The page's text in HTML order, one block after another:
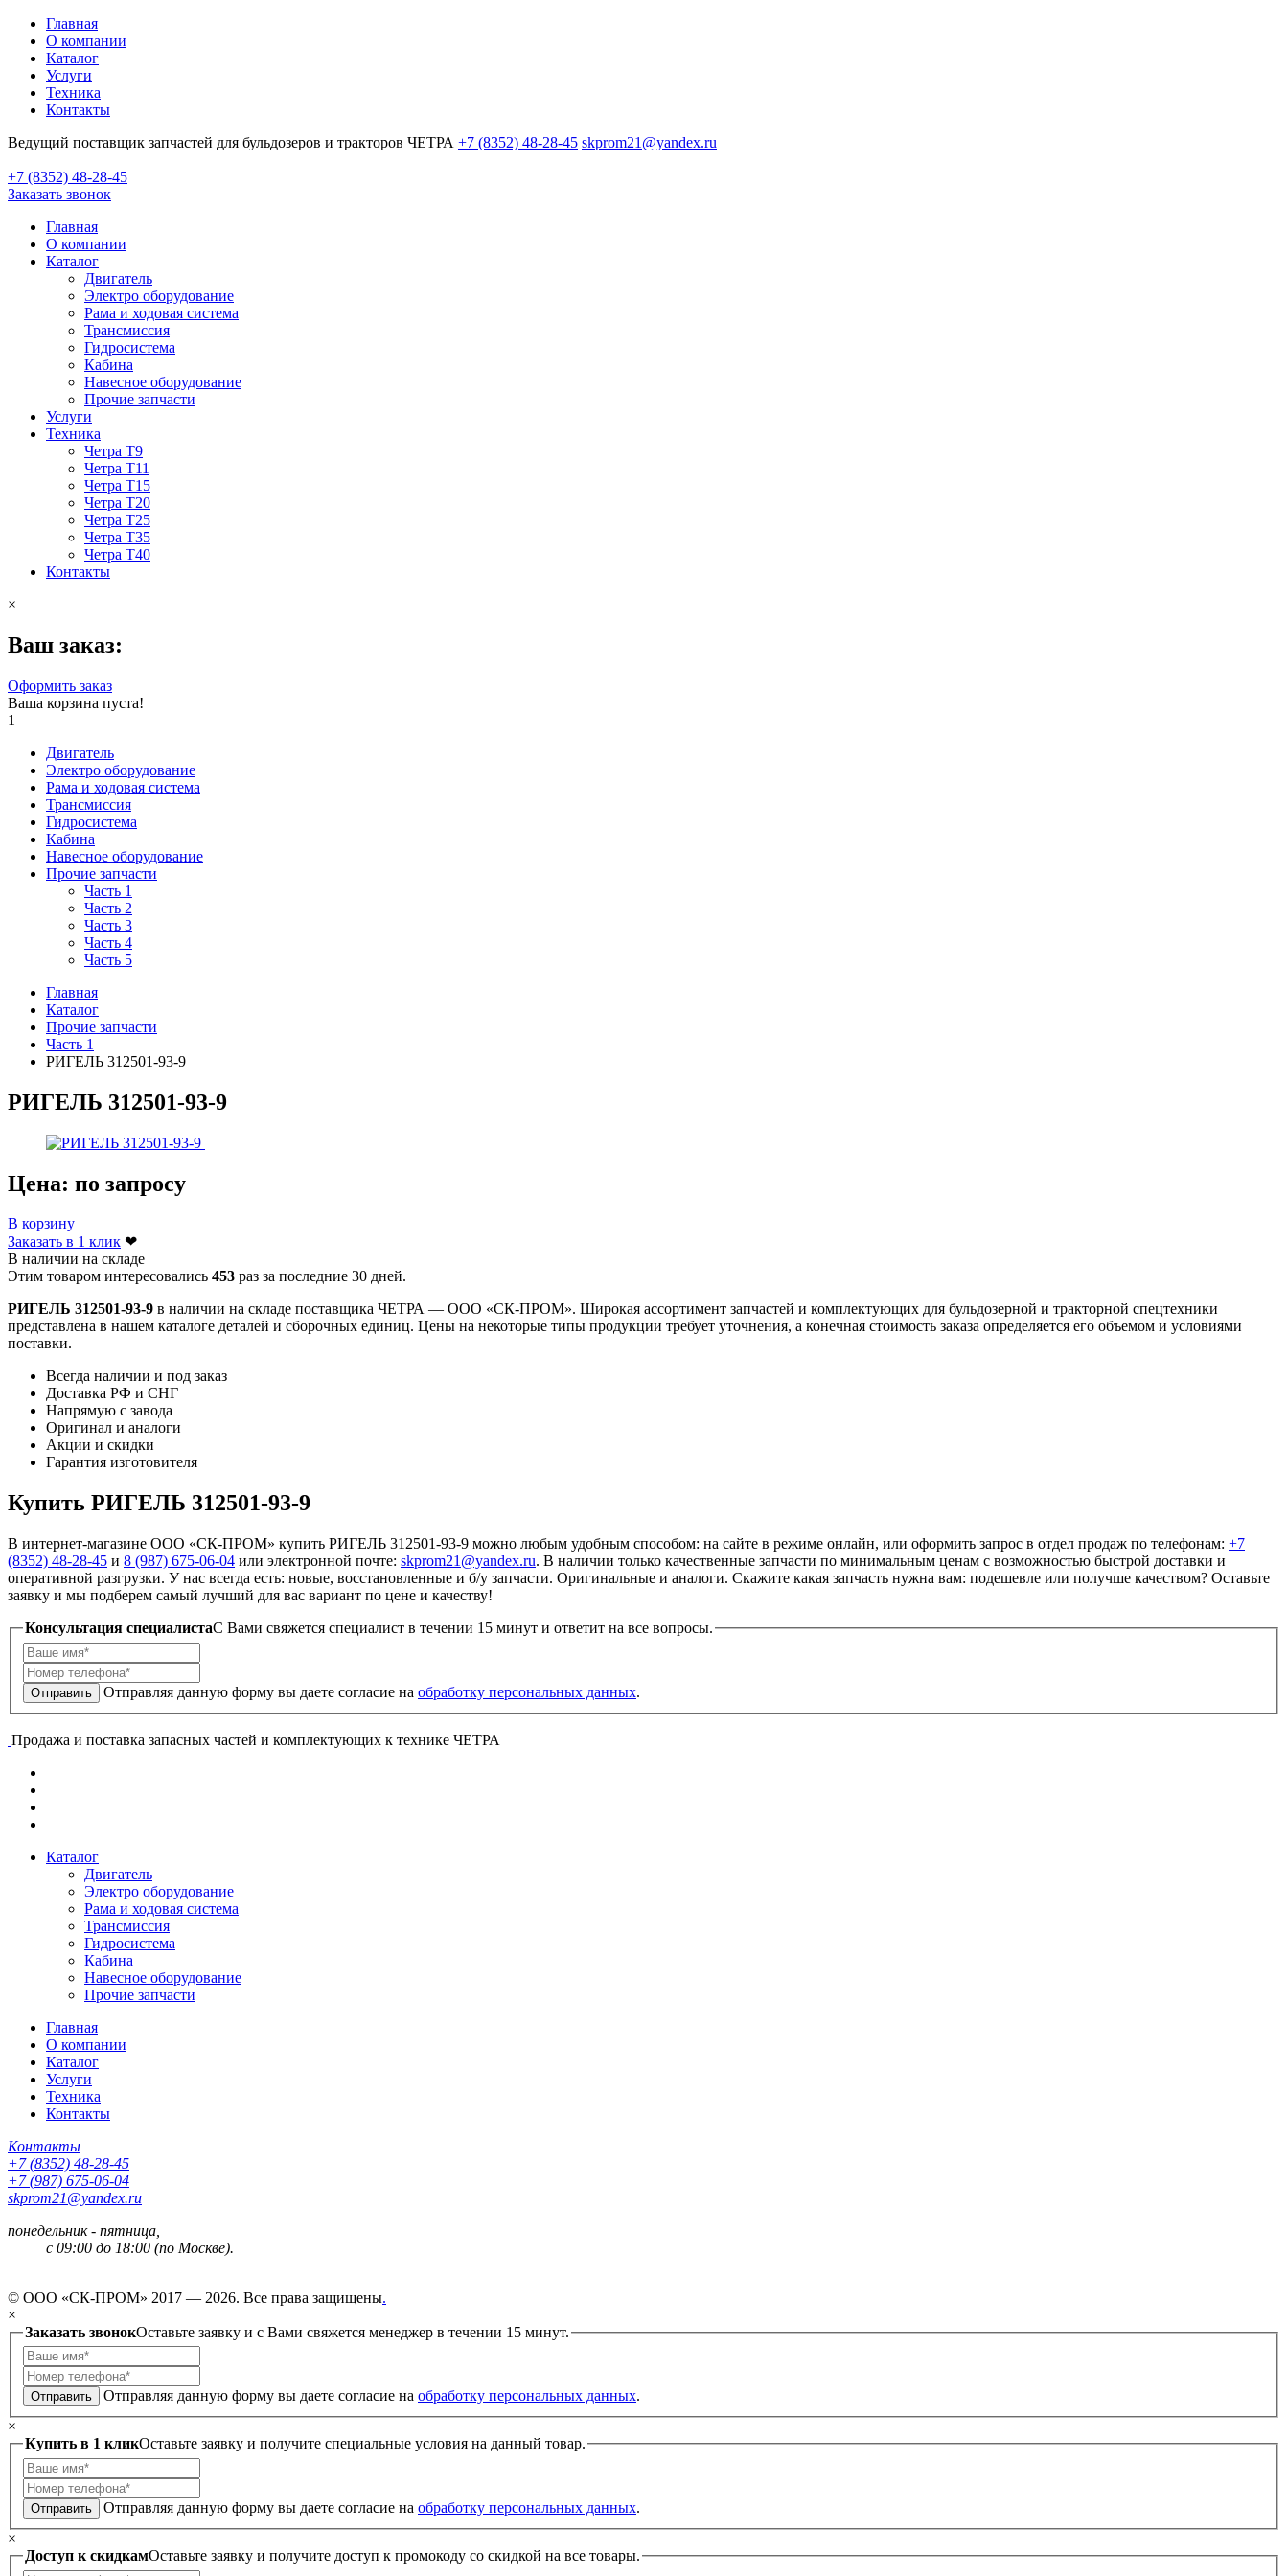
Главная
О компании
Каталог
Услуги
Техника
Контакты
Ведущий поставщик запчастей для бульдозеров и тракторов ЧЕТРА +7 (8352) 48-28-45 skprom21@yandex.ru
+7 (8352) 48-28-45
Заказать звонок
Главная
О компании
Каталог
Двигатель
Электро оборудование
Рама и ходовая система
Трансмиссия
Гидросистема
Кабина
Навесное оборудование
Прочие запчасти
Услуги
Техника
Четра Т9
Четра Т11
Четра Т15
Четра Т20
Четра Т25
Четра Т35
Четра Т40
Контакты
×
Ваш заказ:
Оформить заказ
Ваша корзина пуста!
1
Двигатель
Электро оборудование
Рама и ходовая система
Трансмиссия
Гидросистема
Кабина
Навесное оборудование
Прочие запчасти
Часть 1
Часть 2
Часть 3
Часть 4
Часть 5
Главная
Каталог
Прочие запчасти
Часть 1
РИГЕЛЬ 312501-93-9
РИГЕЛЬ 312501-93-9
Цена: по запросу
В корзину
Заказать в 1 клик ❤
В наличии на складе
Этим товаром интересовались 453 раз за последние 30 дней.
РИГЕЛЬ 312501-93-9 в наличии на складе поставщика ЧЕТРА — ООО «СК-ПРОМ». Широкая ассортимент запчастей и комплектующих для бульдозерной и тракторной спецтехники
представлена в нашем каталоге деталей и сборочных единиц. Цены на некоторые типы продукции требует уточнения, а конечная стоимость заказа определяется его объемом и условиями
поставки.
Всегда наличии и под заказ
Доставка РФ и СНГ
Напрямую с завода
Оригинал и аналоги
Акции и скидки
Гарантия изготовителя
Купить РИГЕЛЬ 312501-93-9
В интернет-магазине ООО «СК-ПРОМ» купить РИГЕЛЬ 312501-93-9 можно любым удобным способом: на сайте в режиме онлайн, или оформить запрос в отдел продаж по телефонам: +7
(8352) 48-28-45 и 8 (987) 675-06-04 или электронной почте: skprom21@yandex.ru. В наличии только качественные запчасти по минимальным ценам с возможностью быстрой доставки и
оперативной разгрузки. У нас всегда есть: новые, восстановленные и б/у запчасти. Оригинальные и аналоги. Скажите какая запчасть нужна вам: подешевле или получше качеством? Оставьте
заявку и мы подберем самый лучший для вас вариант по цене и качеству!
Консультация специалистаC Вами свяжется специалист в течении 15 минут и ответит на все вопросы.
Отправить Отправляя данную форму вы даете согласие на обработку персональных данных.
Продажа и поставка запасных частей и комплектующих к технике ЧЕТРА
Каталог
Двигатель
Электро оборудование
Рама и ходовая система
Трансмиссия
Гидросистема
Кабина
Навесное оборудование
Прочие запчасти
Главная
О компании
Каталог
Услуги
Техника
Контакты
Контакты
+7 (8352) 48-28-45
+7 (987) 675-06-04
skprom21@yandex.ru
понедельник - пятница,
с 09:00 до 18:00 (по Москве).
© ООО «СК-ПРОМ» 2017 — 2026. Все права защищены.
×
Заказать звонокОставьте заявку и с Вами свяжется менеджер в течении 15 минут.
Отправить Отправляя данную форму вы даете согласие на обработку персональных данных.
×
Купить в 1 кликОставьте заявку и получите специальные условия на данный товар.
Отправить Отправляя данную форму вы даете согласие на обработку персональных данных.
×
Доступ к скидкамОставьте заявку и получите доступ к промокоду со скидкой на все товары.